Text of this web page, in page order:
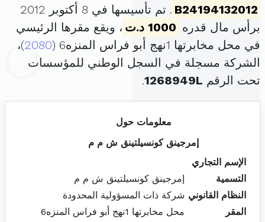
B24194132012
. تم تأسيسها في 8 أكتوبر 2012
برأس مال قدره 1000 د.ت
، ويقع مقرها الرئيسي
في محل مخابرتها 1نهج أبو فراس المنزه6 (
2080)،
الشركة مسجلة في السجل الوطني للمؤسسات
تحت الرقم 1268949L
.
معلومات حول
إمرجينق كونسيلتينق ش م م
الإسم التجاري
التسمية
إمرجينق كونسيلتينق ش م م
النظام القانوني شركة ذات المسؤولية المحدودة
المقر
محل مخابرتها 1نهج أبو فراس المنزه6